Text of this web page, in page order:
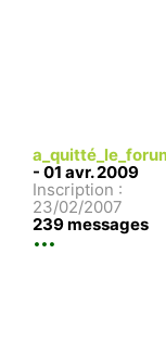
- 01 avr. 2009
Inscription :
23/02/2007
239 messages